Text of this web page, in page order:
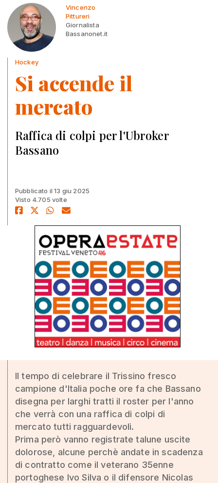
Vincenzo
Pittureri
Giornalista
Bassanonet.it
Hockey
Si accende il
mercato
Raffica di colpi per l'Ubroker
Bassano
Pubblicato il 13 giu 2025
Visto 4.705 volte
Il tempo di celebrare il Trissino fresco
campione d'Italia poche ore fa che Bassano
disegna per larghi tratti il roster per l'anno
che verrà con una raffica di colpi di
mercato tutti ragguardevoli.
Prima però vanno registrate talune uscite
dolorose, alcune perchè andate in scadenza
di contratto come il veterano 35enne
portoghese Ivo Silva o il difensore Nicolas